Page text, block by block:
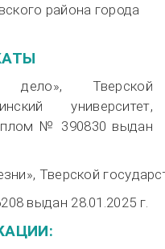
района города
Тверской
университет,
№ 390830 выдан
Тверской
выдан 28.01.2025 г.